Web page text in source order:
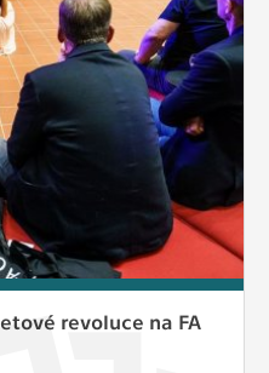
revoluce na FA